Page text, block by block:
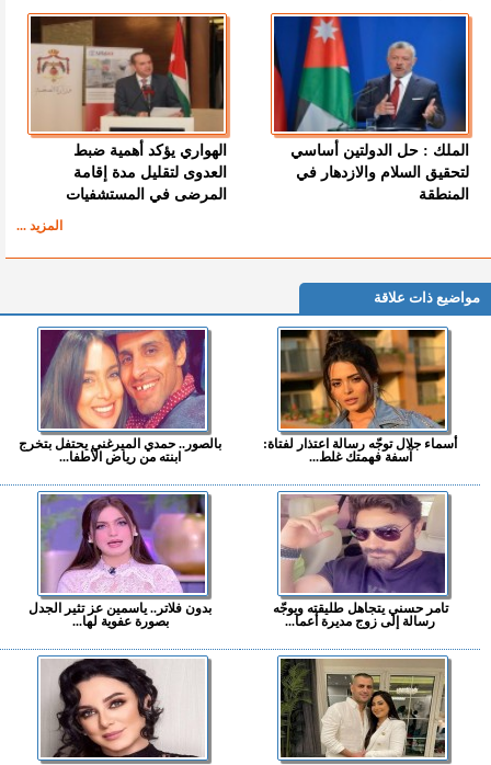
الملك : حل الدولتين أساسي
لتحقيق السلام والازدهار في
المنطقة
الهواري يؤكد أهمية ضبط
العدوى لتقليل مدة إقامة
المرضى في المستشفيات
المزيد ...
مواضيع ذات علاقة
أسماء جلال توجّه رسالة اعتذار لفتاة:
آسفة فهمتك غلط...
بالصور.. حمدي الميرغني يحتفل بتخرج
ابنته من رياض الأطفا...
تامر حسني يتجاهل طليقته ويوجّه
رسالة إلى زوج مديرة أعما...
بدون فلاتر.. ياسمين عز تثير الجدل
بصورة عفوية لها...